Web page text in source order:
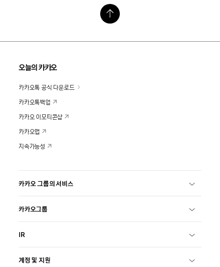
오늘의 카카오
카카오톡 공식 다운로드
카카오톡백업
카카오 이모티콘샵
카카오맵
지속가능성
카카오 그룹의 서비스
카카오그룹
IR
계정 및 지원